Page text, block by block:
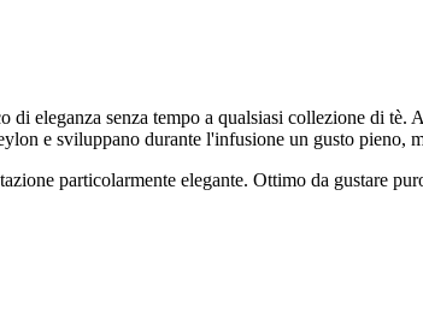
eleganza senza tempo a qualsiasi collezione di tè.
e sviluppano durante l'infusione un gusto pieno,
particolarmente elegante. Ottimo da gustare